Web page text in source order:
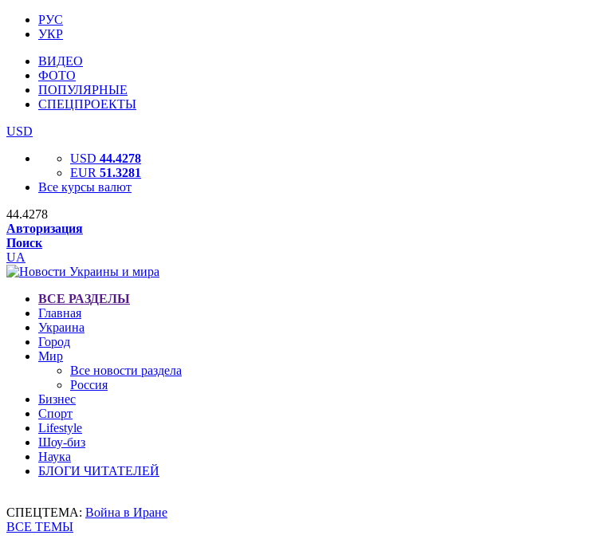
РУС
УКР
ВИДЕО
ФОТО
ПОПУЛЯРНЫЕ
СПЕЦПРОЕКТЫ
USD
USD 44.4278
EUR 51.3281
Все курсы валют
44.4278
Авторизация
Поиск
UA
ВСЕ РАЗДЕЛЫ
Главная
Украина
Город
Мир
Все новости раздела
Россия
Бизнес
Спорт
Lifestyle
Шоу-биз
Наука
БЛОГИ ЧИТАТЕЛЕЙ
СПЕЦТЕМА: Война в Иране
ВСЕ ТЕМЫ